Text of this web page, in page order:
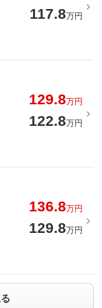
117.8万円
129.8万円
122.8万円
136.8万円
129.8万円